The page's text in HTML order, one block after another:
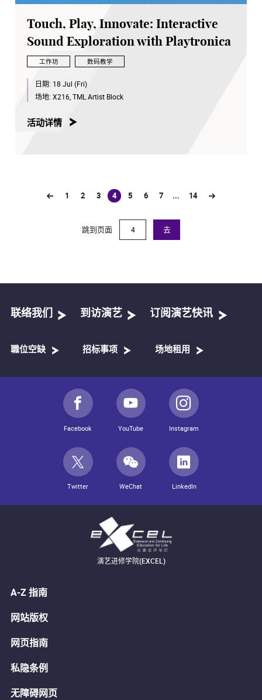
Touch, Play, Innovate: Interactive
Sound Exploration with Playtronica
工作坊 数码教学
日期: 18 Jul (Fri)
场地: X216, TML Artist Block
活动详情
1 2 3 4
(current)
5 6 7 ... 14
跳到页面 去
联络我们 到访演艺 订阅演艺快讯
職位空缺 招标事项 场地租用
Facebook YouTube Instagram
Twitter WeChat LinkedIn
演艺进修学院(EXCEL)
A-Z 指南
网站版权
网页指南
私隐条例
无障碍网页